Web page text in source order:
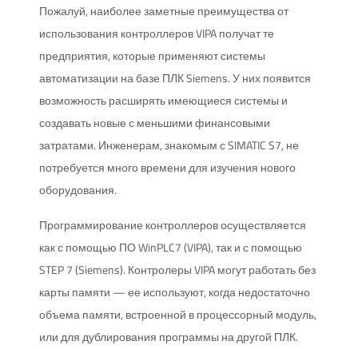
Пожалуй, наиболее заметные преимущества от
использования контроллеров VIPA получат те
предприятия, которые применяют системы
автоматизации на базе ПЛК Siemens. У них появится
возможность расширять имеющиеся системы и
создавать новые с меньшими финансовыми
затратами. Инженерам, знакомым с SIMATIC S7, не
потребуется много времени для изучения нового
оборудования.
Программирование контроллеров осуществляется
как с помощью ПО WinPLC7 (VIPA), так и с помощью
STEP 7 (Siemens). Контролеры VIPA могут работать без
карты памяти — ее используют, когда недостаточно
объема памяти, встроенной в процессорный модуль,
или для дублирования программы на другой ПЛК.